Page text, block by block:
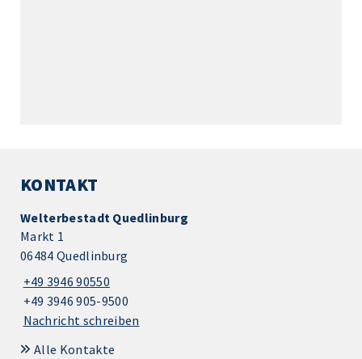
KONTAKT
Welterbestadt Quedlinburg
Markt 1
06484 Quedlinburg
+49 3946 90550
+49 3946 905-9500
Nachricht schreiben
Alle Kontakte